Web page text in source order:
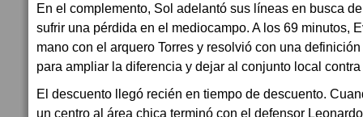
En el complemento, Sol adelantó sus líneas en busca
sufrir una pérdida en el mediocampo. A los 69 minutos,
mano con el arquero Torres y resolvió con una
para ampliar la diferencia y dejar al conjunto local
El descuento llegó recién en tiempo de descuento.
un centro al área chica terminó con el defensor